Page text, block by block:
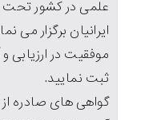
علمی در کشور تحت
ایرانیان برگزار
موفقیت در ارزیابی
ثبت نمایید.
گواهی های صادره